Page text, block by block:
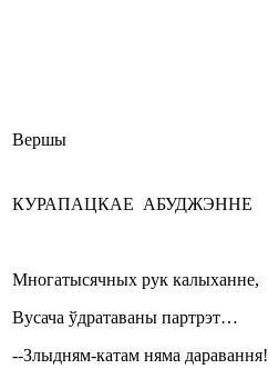
Вершы
КУРАПАЦКАЕ АБУДЖЭННЕ
Многатысячных рук калыханне,
Вусача ўдратаваны партрэт…
--Злыдням-катам няма даравання!